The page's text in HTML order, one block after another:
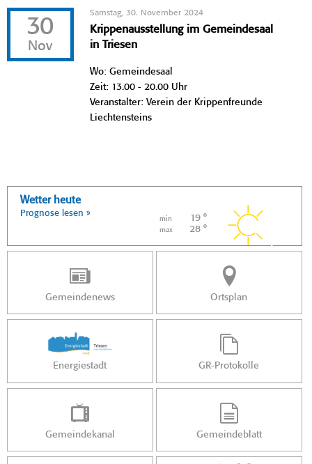
30
Nov
Samstag, 30. November 2024
Krippenausstellung im Gemeindesaal
in Triesen
Wo: Gemeindesaal
Zeit: 13.00 - 20.00 Uhr
Veranstalter: Verein der Krippenfreunde
Liechtensteins
Wetter heute
Prognose lesen »
min 19 °
max 28 °
Gemeindenews Ortsplan
Energiestadt GR-Protokolle
Gemeindekanal Gemeindeblatt